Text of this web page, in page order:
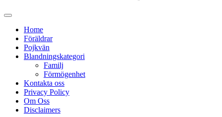
Home
Föräldrar
Pojkvän
Blandningskategori
Familj
Förmögenhet
Kontakta oss
Privacy Policy
Om Oss
Disclaimers